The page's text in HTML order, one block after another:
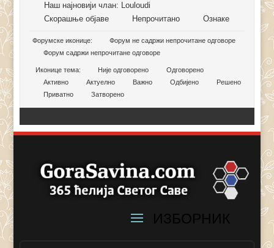
Наш најновији члан: Louloudi
Скорашње објаве
Непрочитано Ознаке
Форумске иконице:
Форум не садржи непрочитане одговоре
Форум садржи непрочитане одговоре
Иконице тема: Није одговорено
Одговорено
Активно
Актуелно Важно Одбијено
Решено
Приватно
Затворено